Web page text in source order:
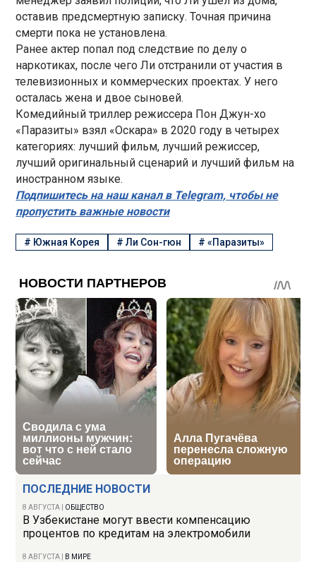
ПОСЛЕДНИЕ НОВОСТИ
8 АВГУСТА ОБЩЕСТВО
В Узбекистане могут ввести компенсацию
процентов по кредитам на электромобили
8 АВГУСТА В МИРЕ
оставив предсмертную записку. Точная причина
смерти пока не установлена.
Ранее актер попал под следствие по делу о
наркотиках, после чего Ли отстранили от участия в
телевизионных и коммерческих проектах. У него
осталась жена и двое сыновей.
Комедийный триллер режиссера Пон Джун-хо
«Паразиты» взял «Оскара» в 2020 году в четырех
категориях: лучший фильм, лучший режиссер,
лучший оригинальный сценарий и лучший фильм на
иностранном языке.
Подпишитесь на наш канал в Telegram, чтобы не
пропустить важные новости
# Южная Корея #Ли Сон-гюн # «Паразиты»